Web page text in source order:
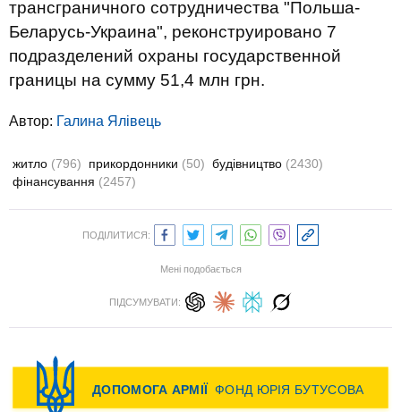
трансграничного сотрудничества "Польша-
Беларусь-Украина", реконструировано 7
подразделений охраны государственной
границы на сумму 51,4 млн грн.
Автор: Галина Ялівець
житло (796) прикордонники (50) будівництво (2430)
фінансування (2457)
ПОДІЛИТИСЯ:
Мені подобається
ПІДСУМУВАТИ: